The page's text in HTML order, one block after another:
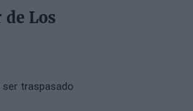
Los
ser traspasado